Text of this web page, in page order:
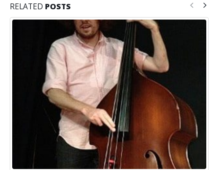
RELATED POSTS